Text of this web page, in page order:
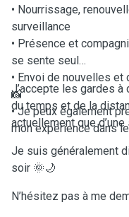
• Nourrissage,
surveillance
• Présence et
se sente seul
• Envoi de nouvelles
📸
• Je peux également
mon expérience dans
J’accepte les gardes
du temps et de la
actuellement que
Je suis généralement
soir 🌞🌙
N’hésitez pas à me